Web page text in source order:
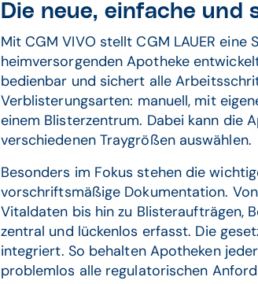
Die neue, einfache und
Mit CGM VIVO stellt CGM LAUER
heimversorgenden Apotheke
bedienbar und sichert alle
Verblisterungsarten: manuell, mit
einem Blisterzentrum. Dabei kann die
verschiedenen Traygrößen auswählen.
Besonders im Fokus stehen die
vorschriftsmäßige Dokumentation.
Vitaldaten bis hin zu Blisteraufträgen,
zentral und lückenlos erfasst. Die
integriert. So behalten Apotheken
problemlos alle regulatorischen